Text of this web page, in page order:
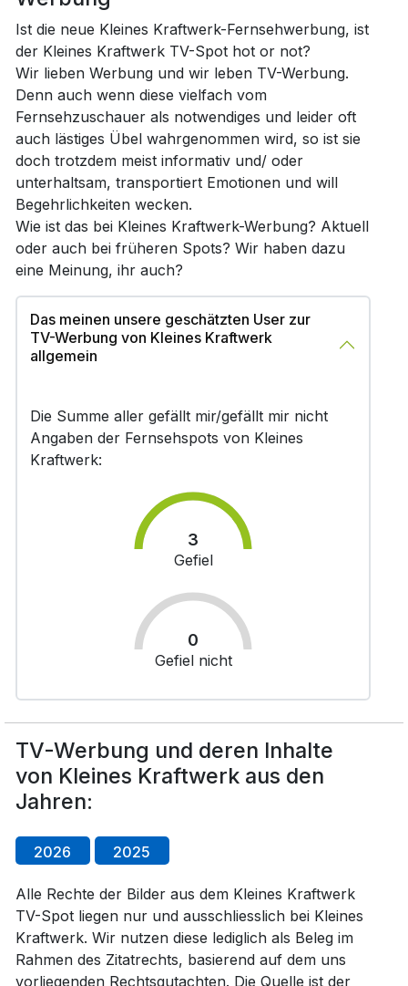
Ist die neue Kleines Kraftwerk-Fernsehwerbung, ist
der Kleines Kraftwerk TV-Spot hot or not?
Wir lieben Werbung und wir leben TV-Werbung.
Denn auch wenn diese vielfach vom
Fernsehzuschauer als notwendiges und leider oft
auch lästiges Übel wahrgenommen wird, so ist sie
doch trotzdem meist informativ und/ oder
unterhaltsam, transportiert Emotionen und will
Begehrlichkeiten wecken.
Wie ist das bei Kleines Kraftwerk-Werbung? Aktuell
oder auch bei früheren Spots? Wir haben dazu
eine Meinung, ihr auch?
Das meinen unsere geschätzten User zur
TV-Werbung von Kleines Kraftwerk
allgemein
Die Summe aller gefällt mir/gefällt mir nicht
Angaben der Fernsehspots von Kleines
Kraftwerk:
3
Gefiel
0
Gefiel nicht
TV-Werbung und deren Inhalte
von Kleines Kraftwerk aus den
Jahren:
2026 2025
Alle Rechte der Bilder aus dem Kleines Kraftwerk
TV-Spot liegen nur und ausschliesslich bei Kleines
Kraftwerk. Wir nutzen diese lediglich als Beleg im
Rahmen des Zitatrechts, basierend auf dem uns
vorliegenden Rechtsgutachten. Die Quelle ist der